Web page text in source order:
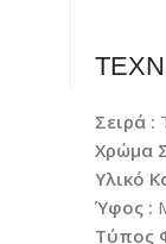
Σειρά :
Χρώμα
Υλικό
Ύφος :
Τύπος